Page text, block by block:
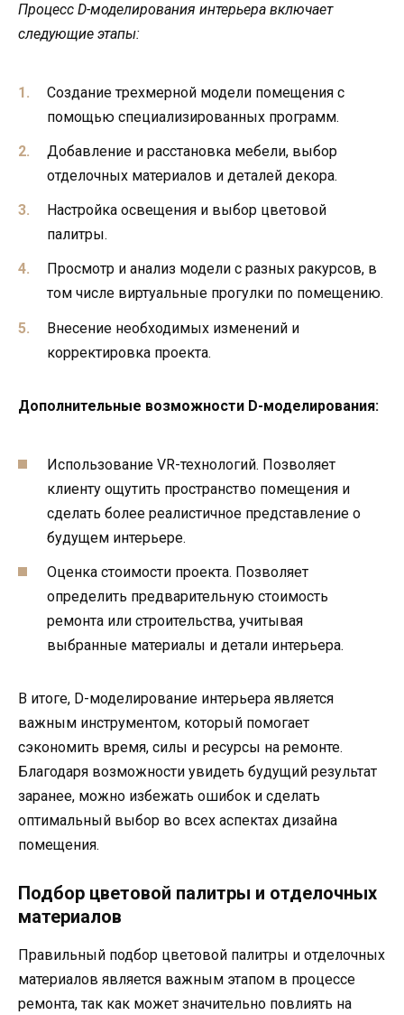
Процесс D-моделирования интерьера включает
следующие этапы:
Создание трехмерной модели помещения с
помощью специализированных программ.
Добавление и расстановка мебели, выбор
отделочных материалов и деталей декора.
Настройка освещения и выбор цветовой
палитры.
Просмотр и анализ модели с разных ракурсов, в
том числе виртуальные прогулки по помещению.
Внесение необходимых изменений и
корректировка проекта.
Дополнительные возможности D-моделирования:
Использование VR-технологий. Позволяет
клиенту ощутить пространство помещения и
сделать более реалистичное представление о
будущем интерьере.
Оценка стоимости проекта. Позволяет
определить предварительную стоимость
ремонта или строительства, учитывая
выбранные материалы и детали интерьера.
В итоге, D-моделирование интерьера является
важным инструментом, который помогает
сэкономить время, силы и ресурсы на ремонте.
Благодаря возможности увидеть будущий результат
заранее, можно избежать ошибок и сделать
оптимальный выбор во всех аспектах дизайна
помещения.
Подбор цветовой палитры и отделочных
материалов
Правильный подбор цветовой палитры и отделочных
материалов является важным этапом в процессе
ремонта, так как может значительно повлиять на